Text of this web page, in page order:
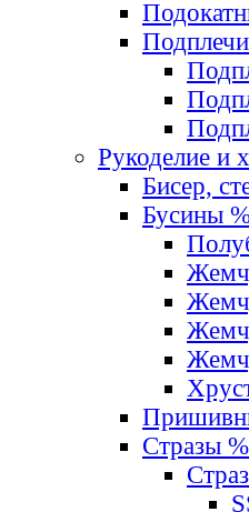
Рукоделие и
Бисер,
Бусины
Стразы